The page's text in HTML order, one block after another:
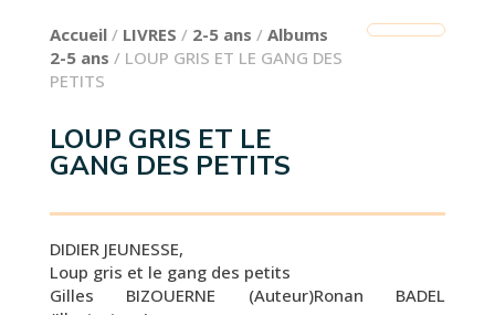
Accueil/ LIVRES / 2-5 ans / Albums
2-5 ans / LOUP GRIS ET LE GANG DES
PETITS
LOUP GRIS ET LE
GANG DES PETITS
DIDIER JEUNESSE,
Loup gris et le gang des petits
Gilles BIZOUERNE (Auteur)Ronan BADEL